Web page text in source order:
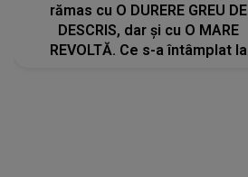
rămas cu O DURERE GREU DE
DESCRIS, dar și cu O MARE
REVOLTĂ. Ce s-a întâmplat la